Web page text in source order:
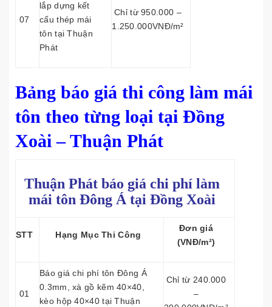
07
lắp dựng kết
cấu thép mái
tôn tại Thuận
Phát
Chỉ từ 950.000 –
1.250.000VNĐ/m²
Bảng báo giá thi công làm mái
tôn theo từng loại tại Đồng
Xoài – Thuận Phát
Thuận Phát báo giá chi phí làm
mái tôn Đông Á tại Đồng Xoài
STT Hạng Mục Thi Công
Đơn giá
(VNĐ/m²)
01
Báo giá chi phí tôn Đông Á
0.3mm, xà gồ kẽm 40×40,
kèo hộp 40×40 tại Thuận
Chỉ từ 240.000
–